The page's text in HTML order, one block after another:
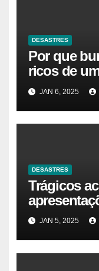
DESASTRES
Por que
ricos de
JAN 6, 2025
DESASTRES
Trágicos
JAN 5, 2025